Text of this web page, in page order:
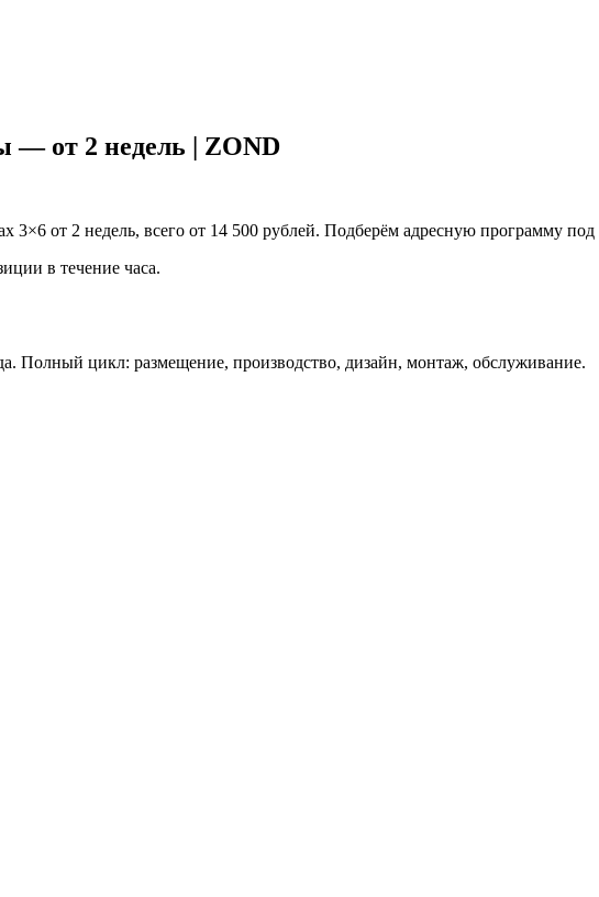
— от 2 недель | ZOND
от 2 недель, всего от 14 500 рублей. Подберём адресную программу
в течение часа.
Полный цикл: размещение, производство, дизайн, монтаж, обслуживание.